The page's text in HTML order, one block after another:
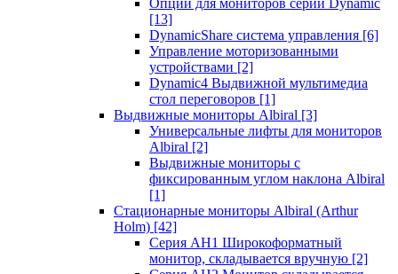
Опции для мониторов серии Dynamic
[13]
DynamicShare система управления [6]
Управление моторизованными
устройствами [2]
Dynamic4 Выдвижной мультимедиа
стол переговоров [1]
Выдвижные мониторы Albiral [3]
Универсальные лифты для мониторов
Albiral [2]
Выдвижные мониторы с
фиксированным углом наклона Albiral
[1]
Стационарные мониторы Albiral (Arthur
Holm) [42]
Серия AH1 Широкоформатный
монитор, складывается вручную [2]